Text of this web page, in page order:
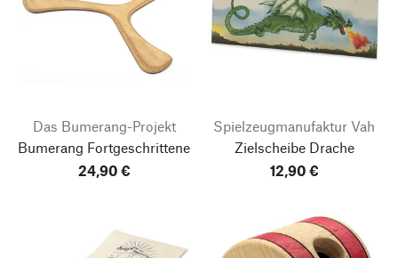
Das Bumerang-Projekt
Bumerang Fortgeschrittene
24,90 €
Spielzeugmanufaktur Vah
Zielscheibe Drache
12,90 €